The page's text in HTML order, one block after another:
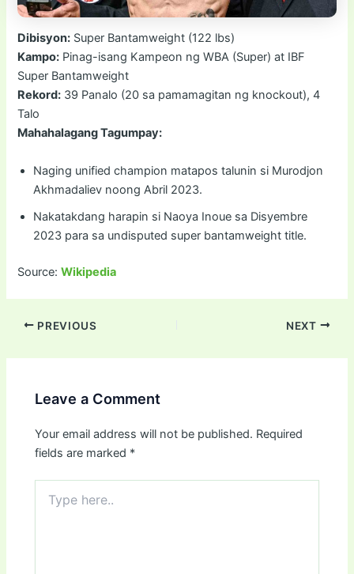
Dibisyon: Super Bantamweight (122 lbs)
Kampo: Pinag-isang Kampeon ng WBA (Super) at IBF
Super Bantamweight
Rekord: 39 Panalo (20 sa pamamagitan ng knockout), 4
Talo
Mahahalagang Tagumpay:
Naging unified champion matapos talunin si Murodjon
Akhmadaliev noong Abril 2023.
Nakatakdang harapin si Naoya Inoue sa Disyembre
2023 para sa undisputed super bantamweight title.
Source:Wikipedia
PREVIOUS NEXT
Leave a Comment
Your email address will not be published. Required
fields are marked *
here..